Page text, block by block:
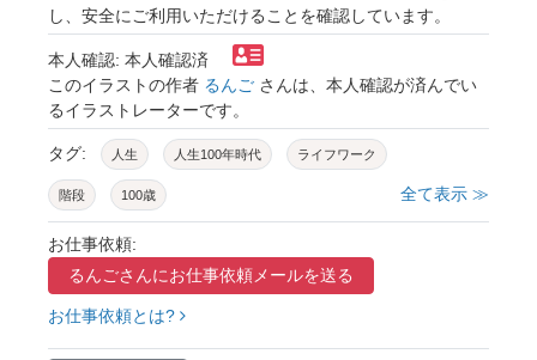
し、安全にご利用いただけることを確認しています。
本人確認: 本人確認済
このイラストの作者 るんご さんは、本人確認が済んでい
るイラストレーターです。
タグ: 人生 人生100年時代 ライフワーク
階段 100歳 全て表示 ≫
お仕事依頼:
るんごさんにお仕事依頼メールを送る
お仕事依頼とは?